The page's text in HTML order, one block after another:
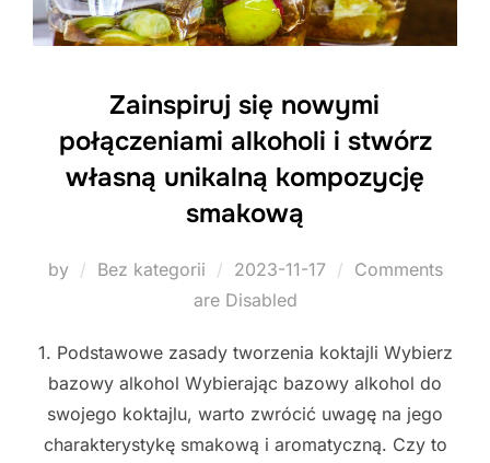
Zainspiruj się nowymi
połączeniami alkoholi i stwórz
własną unikalną kompozycję
smakową
by Bez kategorii
Posted
on
2023-11-17
Comments
are Disabled
1. Podstawowe zasady tworzenia koktajli Wybierz
bazowy alkohol Wybierając bazowy alkohol do
swojego koktajlu, warto zwrócić uwagę na jego
charakterystykę smakową i aromatyczną. Czy to